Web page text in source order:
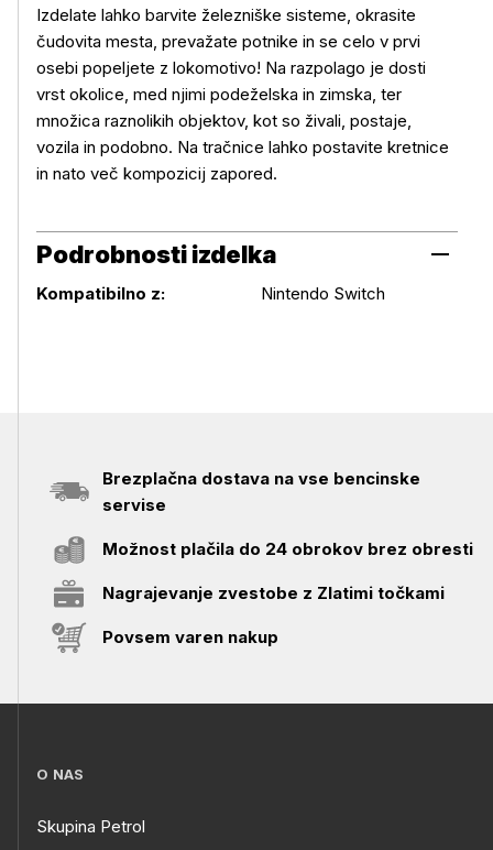
Več o izdelku
Izdelate lahko barvite železniške sisteme, okrasite
čudovita mesta, prevažate potnike in se celo v prvi
osebi popeljete z lokomotivo! Na razpolago je dosti
vrst okolice, med njimi podeželska in zimska, ter
množica raznolikih objektov, kot so živali, postaje,
vozila in podobno. Na tračnice lahko postavite kretnice
in nato več kompozicij zapored.
Podrobnosti izdelka
Podrobnosti izdelka
Kompatibilno z: Nintendo Switch
Brezplačna dostava na vse bencinske
servise
Možnost plačila do 24 obrokov brez obresti
Nagrajevanje zvestobe z Zlatimi točkami
Povsem varen nakup
O NAS
Skupina Petrol